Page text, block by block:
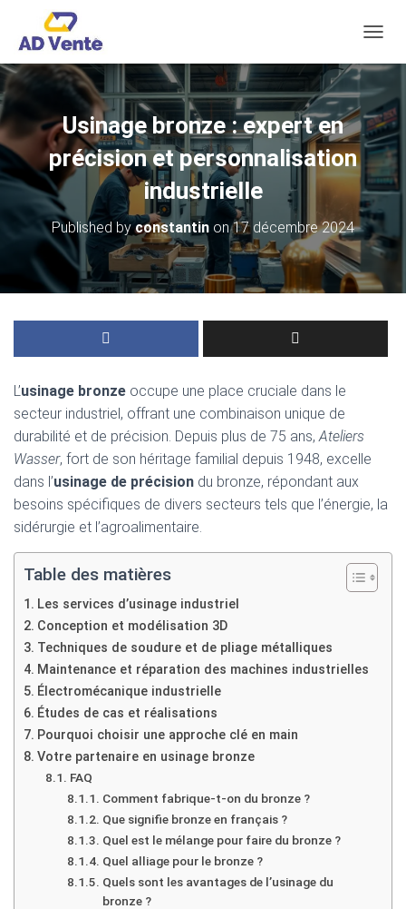
Usinage bronze : expert en
précision et personnalisation
industrielle
Published byconstantin on17 décembre 2024
L’usinage bronze occupe une place cruciale dans le
secteur industriel, offrant une combinaison unique de
durabilité et de précision. Depuis plus de 75 ans,Ateliers
Wasser, fort de son héritage familial depuis 1948, excelle
dans l’usinage de précision du bronze, répondant aux
besoins spécifiques de divers secteurs tels que l’énergie, la
sidérurgie et l’agroalimentaire.
Table des matières
Les services d’usinage industriel
Conception et modélisation 3D
Techniques de soudure et de pliage métalliques
Maintenance et réparation des machines industrielles
Électromécanique industrielle
Études de cas et réalisations
Pourquoi choisir une approche clé en main
Votre partenaire en usinage bronze
FAQ
Comment fabrique-t-on du bronze ?
Que signifie bronze en français ?
Quel est le mélange pour faire du bronze ?
Quel alliage pour le bronze ?
Quels sont les avantages de l’usinage du
bronze ?